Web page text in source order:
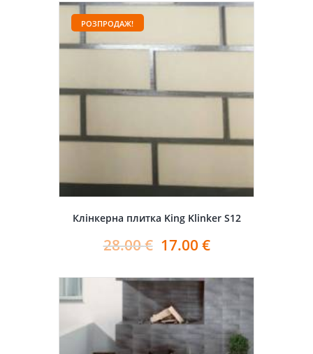
РОЗПРОДАЖ!
Клінкерна плитка King Klinker S12
28.00€ 17.00 €